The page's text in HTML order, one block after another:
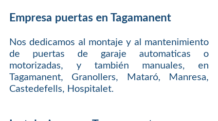
Empresa puertas en Tagamanent
Nos dedicamos al montaje y al mantenimiento
de puertas de garaje automaticas o
motorizadas, y también manuales, en
Tagamanent, Granollers, Mataró, Manresa,
Castedefells, Hospitalet.